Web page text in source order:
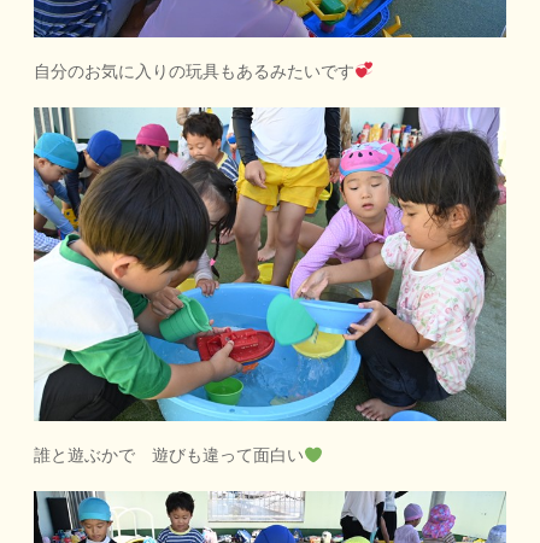
自分のお気に入りの玩具もあるみたいです
誰と遊ぶかで 遊びも違って面白い